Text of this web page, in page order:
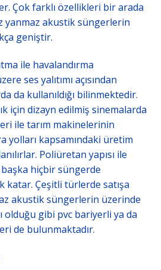
Çok farklı özellikleri bir arada
yanmaz akustik süngerlerin
geniştir.
ile havalandırma
ses yalıtımı açısından
da kullanıldığı bilinmektedir.
için dizayn edilmiş sinemalarda
ile tarım makinelerinin
yolları kapsamındaki üretim
Poliüretan yapısı ile
hiçbir süngerde
katar. Çeşitli türlerde satışa
akustik süngerlerin üzerinde
olduğu gibi pvc bariyerli ya da
de bulunmaktadır.